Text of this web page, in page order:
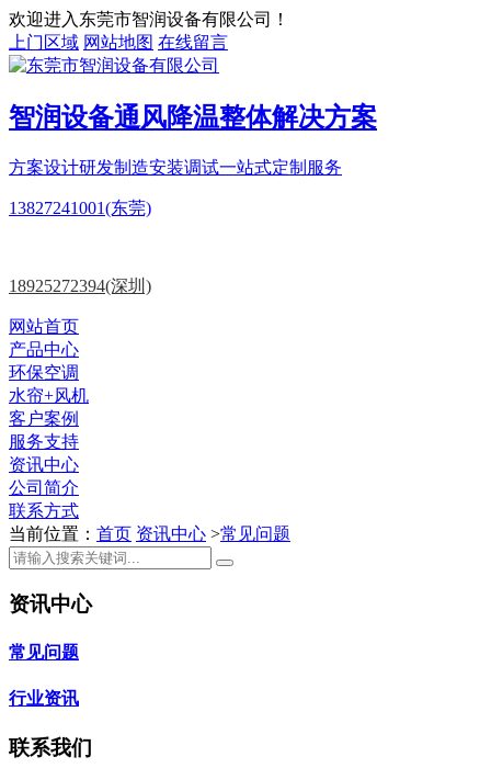
欢迎进入东莞市智润设备有限公司！
上门区域 网站地图 在线留言
智润设备通风降温整体解决方案
方案设计研发制造安装调试一站式定制服务
13827241001(东莞)
18925272394(深圳)
网站首页
产品中心
环保空调
水帘+风机
客户案例
服务支持
资讯中心
公司简介
联系方式
当前位置： 首页 资讯中心 >常见问题
资讯中心
常见问题
行业资讯
联系我们